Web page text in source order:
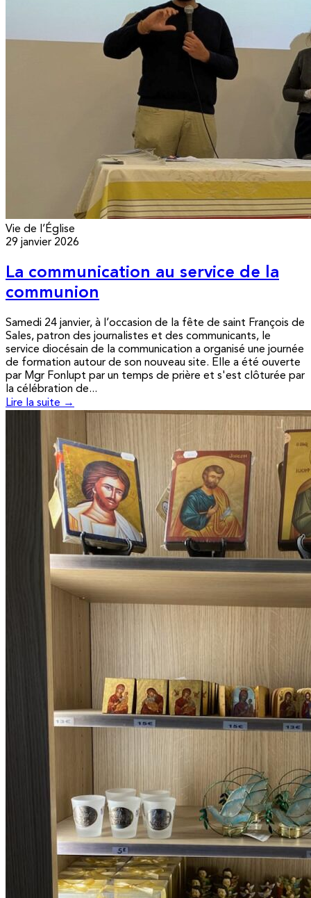
Vie de l’Église
29 janvier 2026
La communication au service de la
communion
Samedi 24 janvier, à l’occasion de la fête de saint François de
Sales, patron des journalistes et des communicants, le
service diocésain de la communication a organisé une journée
de formation autour de son nouveau site. Elle a été ouverte
par Mgr Fonlupt par un temps de prière et s'est clôturée par
la célébration de...
Lire la suite →